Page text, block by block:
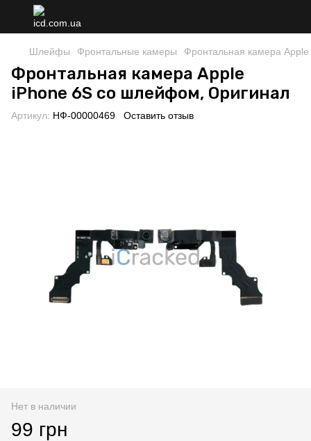
Шлейфы Фронтальные камеры Фронтальная камера
Фронтальная камера Apple
iPhone 6S со шлейфом, Оригинал
Артикул: НФ-00000469 Оставить отзыв
Нет в наличии
99 грн